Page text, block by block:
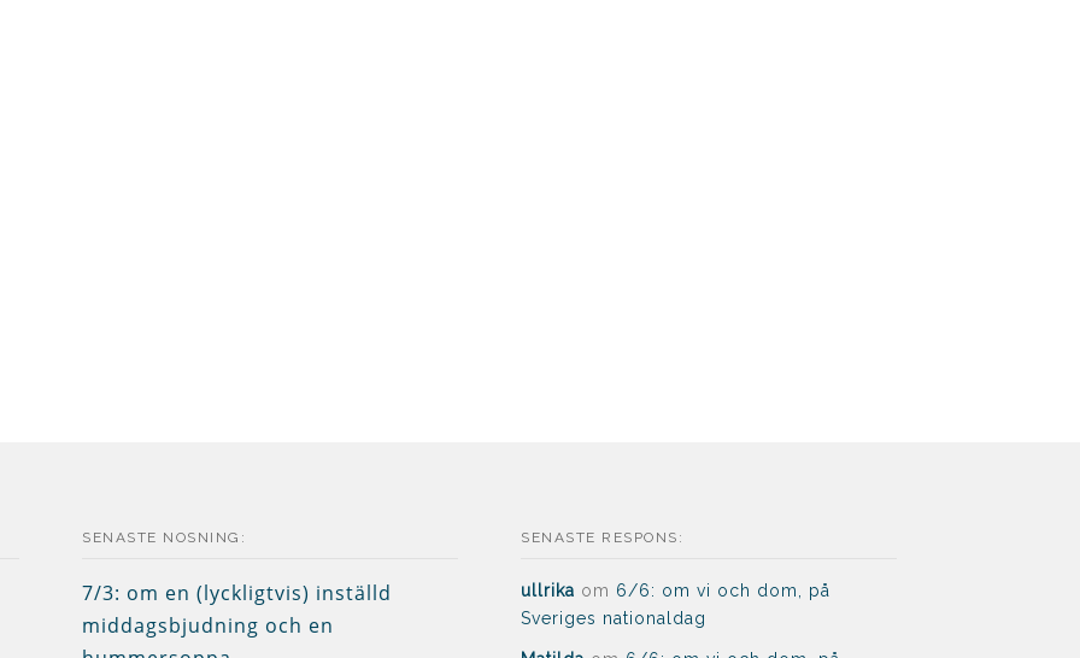
SENASTE NOSNING:
7/3: om en (lyckligtvis) inställd
middagsbjudning och en
SENASTE RESPONS:
ullrika om 6/6: om vi och dom, på
Sveriges nationaldag